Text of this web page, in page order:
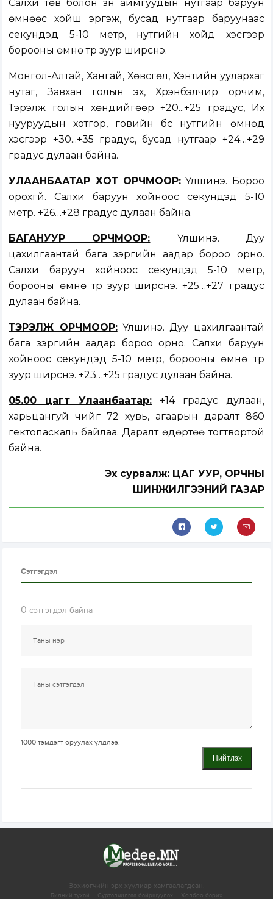
Салхи төв болон зүүн аймгуудын нутгаар баруун
өмнөөс хойш эргэж, бусад нутгаар баруунаас
секундэд 5-10 метр, нутгийн хойд хэсгээр
борооны өмнө түр зуур ширүүснэ.
Монгол-Алтай, Хангай, Хөвсгөл, Хэнтийн уулархаг
нутаг, Завхан голын эх, Хүрэнбэлчир орчим,
Тэрэлж голын хөндийгөөр +20...+25 градус, Их
нууруудын хотгор, говийн бүс нутгийн өмнөд
хэсгээр +30...+35 градус, бусад нутгаар +24…+29
градус дулаан байна.
УЛААНБААТАР ХОТ ОРЧМООР:Үүлшинэ. Бороо
орохгүй. Салхи баруун хойноос секундэд 5-10
метр. +26…+28 градус дулаан байна.
БАГАНУУР ОРЧМООР:
Үүлшинэ. Дуу
цахилгаантай бага зэргийн аадар бороо орно.
Салхи баруун хойноос секундэд 5-10 метр,
борооны өмнө түр зуур ширүүснэ. +25…+27 градус
дулаан байна.
ТЭРЭЛЖ ОРЧМООР:Үүлшинэ. Дуу цахилгаантай
бага зэргийн аадар бороо орно. Салхи баруун
хойноос секундэд 5-10 метр, борооны өмнө түр
зуур ширүүснэ. +23…+25 градус дулаан байна.
05.00 цагт Улаанбаатар: +14 градус дулаан,
харьцангуй чийг 72 хувь, агаарын даралт 860
гектопаскаль байлаа. Даралт өдөртөө тогтвортой
байна.
Эх сурвалж: ЦАГ УУР, ОРЧНЫ
ШИНЖИЛГЭЭНИЙ ГАЗАР
Сэтгэгдэл
0 сэтгэгдэл байна
1000 тэмдэгт оруулах үлдлээ.
Нийтлэх
Зохиогчийн эрх хуулиар хамгаалагдсан.
Бидний тухай Сурталчилгаа байршуулах Холбоо барих